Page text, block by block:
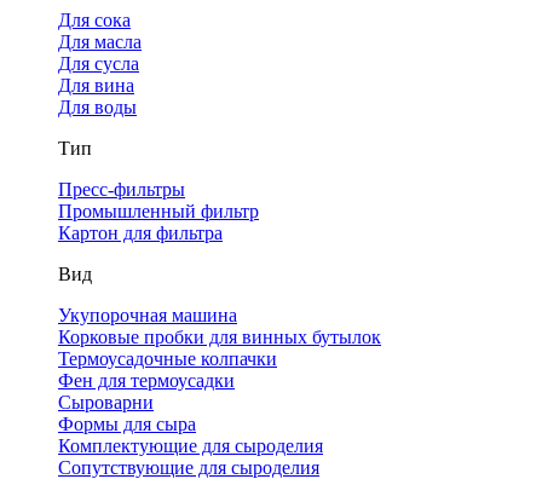
Для сока
Для масла
Для сусла
Для вина
Для воды
Тип
Пресс-фильтры
Промышленный фильтр
Картон для фильтра
Вид
Укупорочная машина
Корковые пробки для винных бутылок
Термоусадочные колпачки
Фен для термоусадки
Сыроварни
Формы для сыра
Комплектующие для сыроделия
Сопутствующие для сыроделия